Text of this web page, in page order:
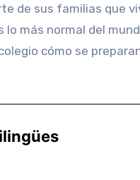
de sus familias que
lo más normal del
cómo se